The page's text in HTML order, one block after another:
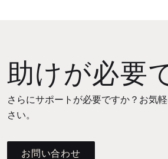
助けが必要
さらにサポートが必要ですか？お気
さい。
お問い合わせ